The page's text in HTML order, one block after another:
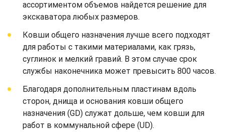
ассортиментом объемов найдется решение для
экскаватора любых размеров.
Ковши общего назначения лучше всего подходят
для работы с такими материалами, как грязь,
суглинок и мелкий гравий. В этом случае срок
службы наконечника может превысить 800 часов.
Благодаря дополнительным пластинам вдоль
сторон, днища и основания ковши общего
назначения (GD) служат дольше, чем ковши для
работ в коммунальной сфере (UD).